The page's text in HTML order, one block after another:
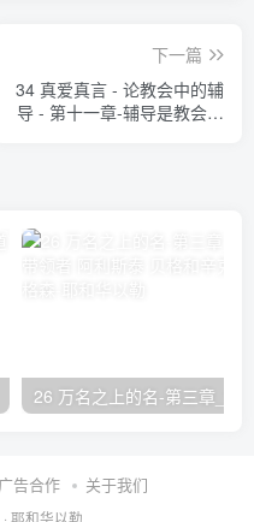
下一篇
34 真爱真言 - 论教会中的辅
导 - 第十一章-辅导是教会的
广告合作 关于我们
耶和华以勒